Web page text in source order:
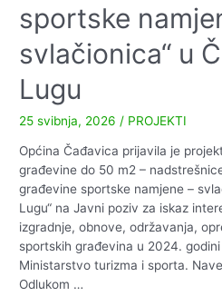
sportske
svlačionica“ u
Lugu
25 svibnja, 2026 / PROJEKTI
Općina Čađavica prijavila je
građevine do 50 m2 –
građevine sportske namjene –
Lugu“ na Javni poziv za iskaz
izgradnje, obnove, održavanja,
sportskih građevina u 2024.
Ministarstvo turizma i sporta.
Odlukom …